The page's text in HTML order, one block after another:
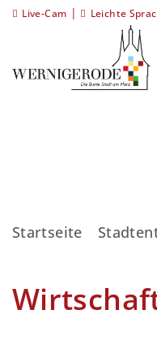
Live-Cam | Leichte
Startseite